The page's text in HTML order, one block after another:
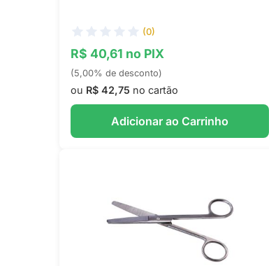
(0)
R$ 40,61 no PIX
(5,00% de desconto)
ou R$ 42,75 no cartão
Adicionar ao Carrinho